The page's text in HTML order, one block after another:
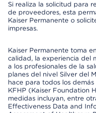
Si realiza la solicitud para
de proveedores, esta
Kaiser Permanente o
impresas.
Kaiser Permanente toma
calidad, la experiencia del
a los profesionales de la
planes del nivel Silver del
hace para todos los
KFHP (Kaiser Foundation
medidas incluyan, entre
Effectiveness Data and